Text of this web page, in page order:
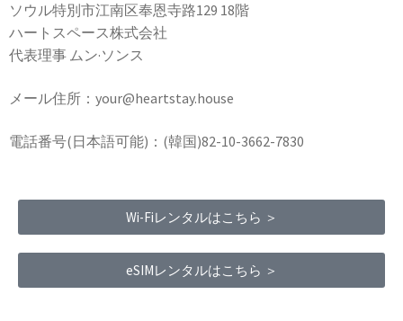
ソウル特別市江南区奉恩寺路129 18階
ハートスペース株式会社
代表理事 ムン·ソンス
メール住所：your@heartstay.house
電話番号(日本語可能)：(韓国)82-10-3662-7830
Wi-Fiレンタルはこちら ＞
eSIMレンタルはこちら ＞